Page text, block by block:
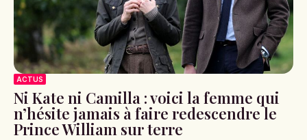
ACTUS
Ni Kate ni Camilla : voici la femme qui
n’hésite jamais à faire redescendre le
Prince William sur terre